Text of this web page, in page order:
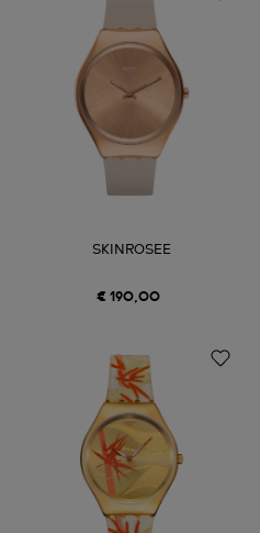
SKINROSEE
€ 190,00